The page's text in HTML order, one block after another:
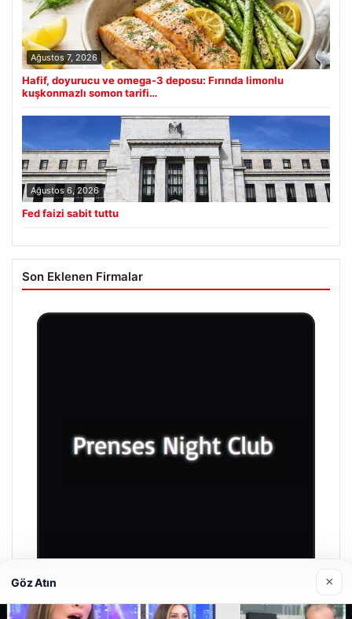
Ağustos 7, 2026
Hafif, doyurucu ve omega-3 deposu: Fırında limonlu
kuşkonmazlı somon tarifi…
Ağustos 6, 2026
Fed faizi sabit tuttu
Son Eklenen Firmalar
Göz Atın ×